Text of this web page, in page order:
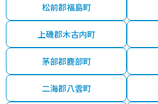
松前郡福島町
上磯郡木古内町
茅部郡鹿部町
二海郡八雲町